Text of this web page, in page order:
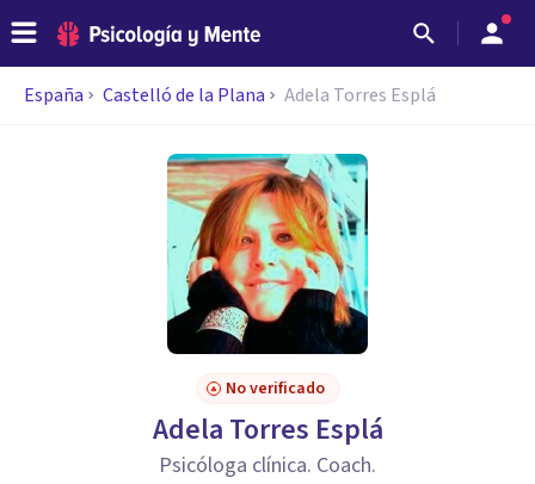
España Castelló de la Plana Adela Torres Esplá
No verificado
Adela Torres Esplá
Psicóloga clínica. Coach.